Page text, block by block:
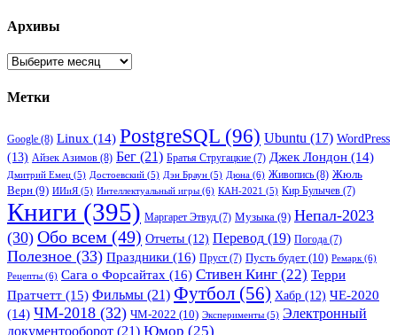
Архивы
Архивы
Метки
Google (8) Linux (14) PostgreSQL (96) Ubuntu (17) WordPress
(13) Айзек Азимов (8) Бег (21) Братья Стругацкие (7) Джек Лондон (14)
Дмитрий Емец (5) Достоевский (5) Дэн Браун (5) Дюна (6) Живопись (8) Жюль
Верн (9) ИИиЯ (5) Интеллектуальный игры (6) КАН-2021 (5) Кир Булычев (7)
Книги (395) Маргарет Этвуд (7) Музыка (9) Непал-2023
(30) Обо всем (49) Отчеты (12) Перевод (19) Погода (7)
Полезное (33) Праздники (16) Пруст (7) Пусть будет (10) Ремарк (6)
Рецепты (6) Сага о Форсайтах (16) Стивен Кинг (22) Терри
Пратчетт (15) Фильмы (21) Футбол (56) Хабр (12) ЧЕ-2020
(14) ЧМ-2018 (32) ЧМ-2022 (10) Эксперименты (5) Электронный
документооборот (21) Юмор (25)